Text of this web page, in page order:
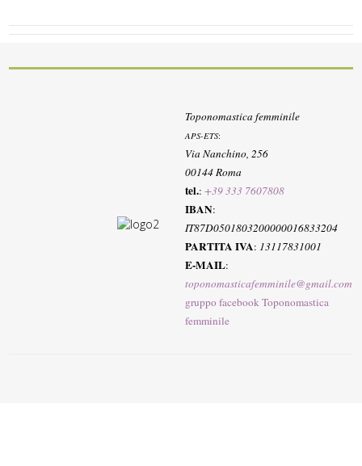
Toponomastica femminile
APS-ETS:
Via Nanchino, 256
00144 Roma
tel.:+39 333 7607808
IBAN:
IT87D0501803200000016833204
PARTITA IVA: 13117831001
E-MAIL:
toponomasticafemminile@gmail.com
gruppo facebook Toponomastica
femminile